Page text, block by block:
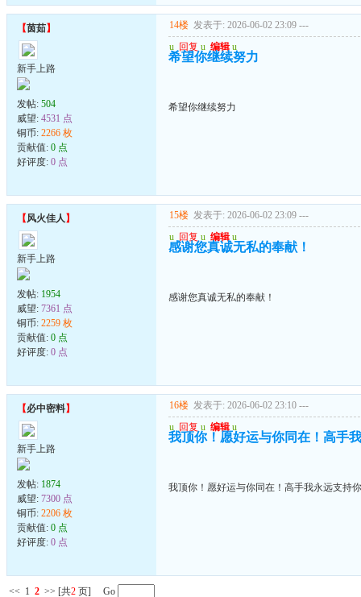
【茵茹】
新手上路
发帖: 504
威望: 4531 点
铜币: 2266 枚
贡献值: 0 点
好评度: 0 点
14楼 发表于: 2026-06-02 23:09 ---
u 回复 u 编辑 u
希望你继续努力
希望你继续努力
【风火佳人 】
新手上路
发帖: 1954
威望: 7361 点
铜币: 2259 枚
贡献值: 0 点
好评度: 0 点
15楼 发表于: 2026-06-02 23:09 ---
u 回复 u 编辑 u
感谢您真诚无私的奉献！
感谢您真诚无私的奉献！
【必中密料】
新手上路
发帖: 1874
威望: 7300 点
铜币: 2206 枚
贡献值: 0 点
好评度: 0 点
16楼 发表于: 2026-06-02 23:10 ---
u 回复 u 编辑 u
我顶你！愿好运与你同在！高手
我顶你！愿好运与你同在！高手我永远支持
<< 1 2 >> [共2 页] Go